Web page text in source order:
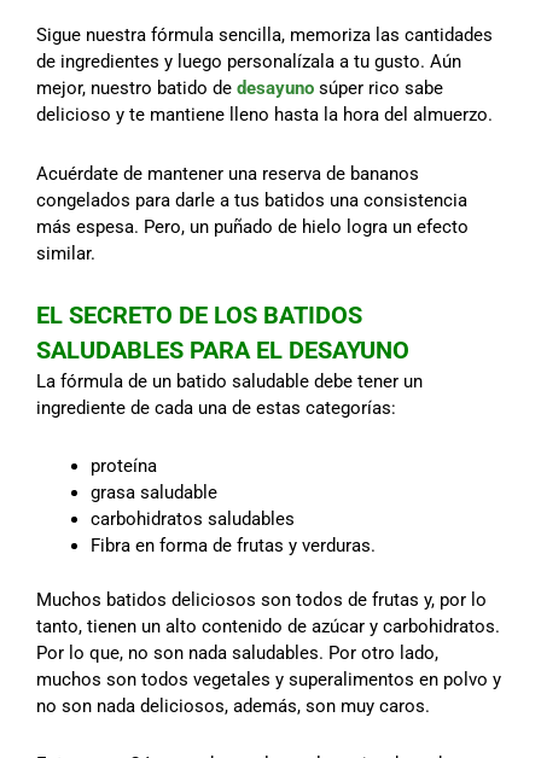
Sigue nuestra fórmula sencilla, memoriza las cantidades
de ingredientes y luego personalízala a tu gusto. Aún
mejor, nuestro batido de desayuno súper rico sabe
delicioso y te mantiene lleno hasta la hora del almuerzo.
Acuérdate de mantener una reserva de bananos
congelados para darle a tus batidos una consistencia
más espesa. Pero, un puñado de hielo logra un efecto
similar.
EL SECRETO DE LOS BATIDOS
SALUDABLES PARA EL DESAYUNO
La fórmula de un batido saludable debe tener un
ingrediente de cada una de estas categorías:
proteína
grasa saludable
carbohidratos saludables
Fibra en forma de frutas y verduras.
Muchos batidos deliciosos son todos de frutas y, por lo
tanto, tienen un alto contenido de azúcar y carbohidratos.
Por lo que, no son nada saludables. Por otro lado,
muchos son todos vegetales y superalimentos en polvo y
no son nada deliciosos, además, son muy caros.